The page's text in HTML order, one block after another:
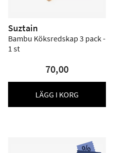
Suztain
Bambu Köksredskap 3 pack -
1 st
70,00
LÄGG I KORG